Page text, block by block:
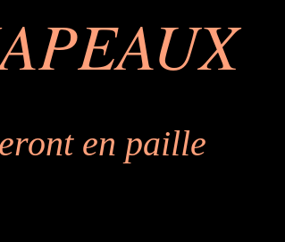
en paille